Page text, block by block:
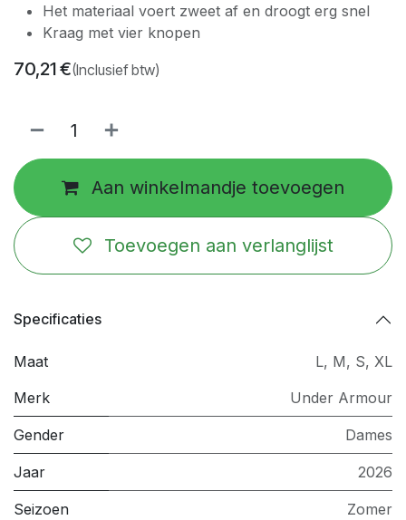
Het materiaal voert zweet af en droogt erg snel
Kraag met vier knopen
70,21€(Inclusief btw)
Aan winkelmandje toevoegen
Toevoegen aan verlanglijst
Specificaties
Maat L, M, S, XL
Merk
Under Armour
Gender Dames
Jaar 2026
Seizoen Zomer